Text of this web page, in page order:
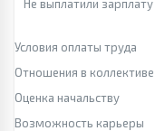
Не выплатили зарплату
Условия оплаты труда
Отношения в коллективе
Оценка начальству
Возможность карьеры